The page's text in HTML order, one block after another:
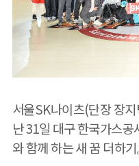
서울SK나이츠(단장 장
난 31일 대구 한국가스
와 함께 하는 새 꿈 더하